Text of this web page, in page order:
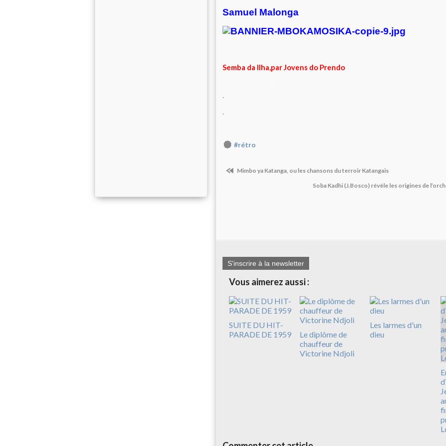
Samuel Malonga
Semba da Ilha,par Jovens do Prendo
.
.
#rétro
Mimbo ya Katanga, ou les chansons du terroir Katangais
Soba Kadhi (J.Bosco) révèle les origines de
S'inscrire à la newsletter
Vous aimerez aussi :
SUITE DU HIT-
PARADE DE 1959
Le diplôme de
chauffeur de
Victorine Ndjoli
Les larmes d'un
dieu